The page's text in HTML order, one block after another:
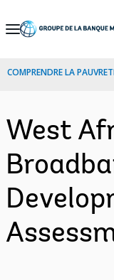
Skip
Navigation
COMPRENDRE LA
West